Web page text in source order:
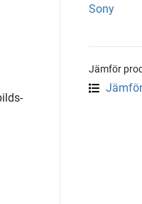
Sony
Jämför